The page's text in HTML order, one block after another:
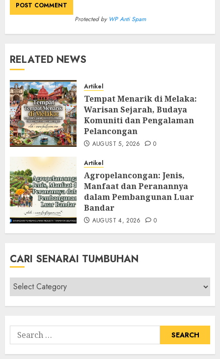
Protected by WP Anti Spam
RELATED NEWS
Artikel
Tempat Menarik di Melaka:
Warisan Sejarah, Budaya
Komuniti dan Pengalaman
Pelancongan
AUGUST 5, 2026 0
Artikel
Agropelancongan: Jenis,
Manfaat dan Peranannya
dalam Pembangunan Luar
Bandar
AUGUST 4, 2026 0
CARI SENARAI TUMBUHAN
Cari
Senarai
Tumbuhan
Search
for: